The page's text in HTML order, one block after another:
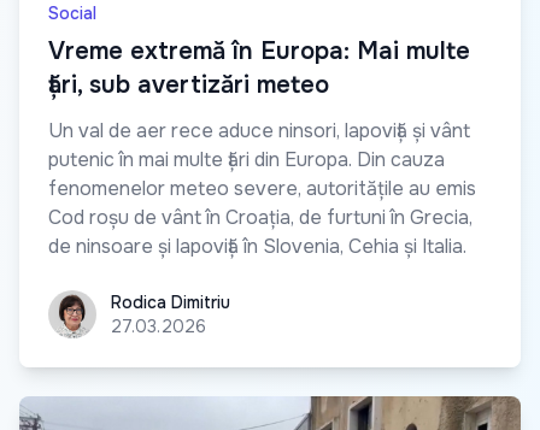
Social
Vreme extremă în Europa: Mai multe
țări, sub avertizări meteo
Un val de aer rece aduce ninsori, lapoviță și vânt
putenic în mai multe țări din Europa. Din cauza
fenomenelor meteo severe, autoritățile au emis
Cod roșu de vânt în Croația, de furtuni în Grecia,
de ninsoare și lapoviță în Slovenia, Cehia și Italia.
Rodica Dimitriu
Rodica Dimitriu
27.03.2026